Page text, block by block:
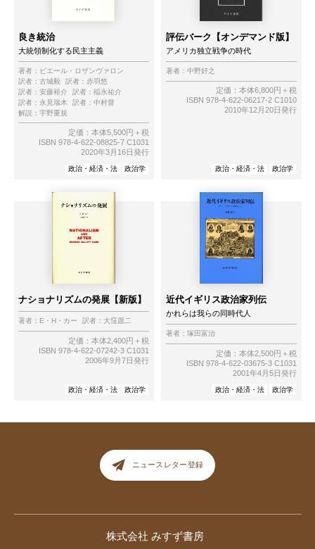
良き統治
大統領制化する民主主義
著者： ピエール・ロザンヴァロン
訳者： 古城毅 訳者： 赤羽悠
訳者： 安藤裕介 訳者： 稲永祐介
訳者： 永見瑞木 訳者： 中村督
解説： 宇野重規
定価：本体5,500円＋税
ISBN 978-4-622-08825-7 C1031
2020年3月16日発行
政治・経済・法 政治学
評伝バーク【オンデマンド版】
アメリカ独立戦争の時代
著者： 中野好之
定価：本体6,800円＋税
ISBN 978-4-622-06217-2 C1010
2010年12月20日発行
政治・経済・法 政治学
ナショナリズムの発展【新版】
著者： E・H・カー 訳者： 大窪愿二
定価：本体2,400円＋税
ISBN 978-4-622-07242-3 C1031
2006年9月7日発行
政治・経済・法 政治学
近代イギリス政治家列伝
かれらは我らの同時代人
著者： 塚田富治
定価：本体2,500円＋税
ISBN 978-4-622-03675-3 C1031
2001年4月5日発行
政治・経済・法 政治学
ニュースレター登録
株式会社 みすず書房